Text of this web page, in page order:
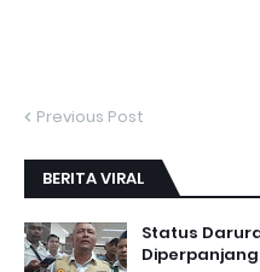
Previous Post
BERITA VIRAL
Status